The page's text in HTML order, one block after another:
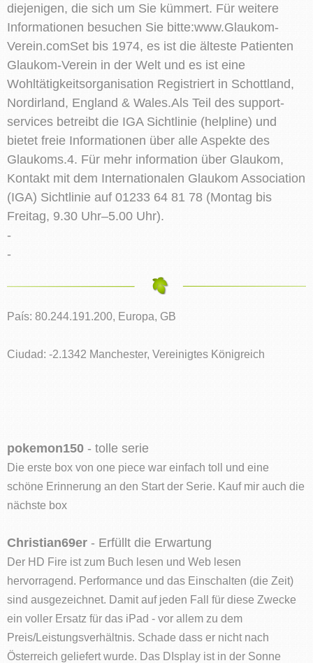
diejenigen, die sich um Sie kümmert. Für weitere
Informationen besuchen Sie bitte:www.Glaukom-
Verein.comSet bis 1974, es ist die älteste Patienten
Glaukom-Verein in der Welt und es ist eine
Wohltätigkeitsorganisation Registriert in Schottland,
Nordirland, England & Wales.Als Teil des support-
services betreibt die IGA Sichtlinie (helpline) und
bietet freie Informationen über alle Aspekte des
Glaukoms.4. Für mehr information über Glaukom,
Kontakt mit dem Internationalen Glaukom Association
(IGA) Sichtlinie auf 01233 64 81 78 (Montag bis
Freitag, 9.30 Uhr–5.00 Uhr).
-
-
País: 80.244.191.200, Europa, GB
Ciudad: -2.1342 Manchester, Vereinigtes Königreich
pokemon150 - tolle serie
Die erste box von one piece war einfach toll und eine
schöne Erinnerung an den Start der Serie. Kauf mir auch die
nächste box
Christian69er - Erfüllt die Erwartung
Der HD Fire ist zum Buch lesen und Web lesen
hervorragend. Performance und das Einschalten (die Zeit)
sind ausgezeichnet. Damit auf jeden Fall für diese Zwecke
ein voller Ersatz für das iPad - vor allem zu dem
Preis/Leistungsverhältnis. Schade dass er nicht nach
Österreich geliefert wurde. Das DIsplay ist in der Sonne